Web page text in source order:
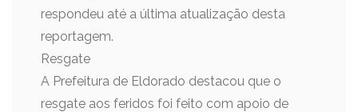
respondeu até a última atualização desta
reportagem.
Resgate
A Prefeitura de Eldorado destacou que o
resgate aos feridos foi feito com apoio de